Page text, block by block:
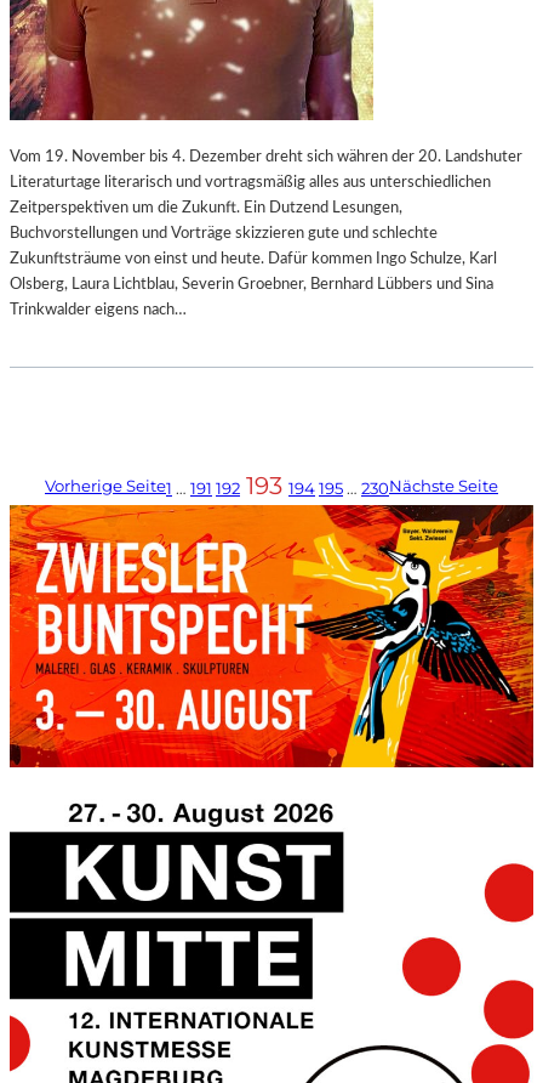
Vom 19. November bis 4. Dezember dreht sich währen der 20. Landshuter
Literaturtage literarisch und vortragsmäßig alles aus unterschiedlichen
Zeitperspektiven um die Zukunft. Ein Dutzend Lesungen,
Buchvorstellungen und Vorträge skizzieren gute und schlechte
Zukunftsträume von einst und heute. Dafür kommen Ingo Schulze, Karl
Olsberg, Laura Lichtblau, Severin Groebner, Bernhard Lübbers und Sina
Trinkwalder eigens nach…
Vorherige Seite1 … 191 192 193 194195 … 230Nächste Seite